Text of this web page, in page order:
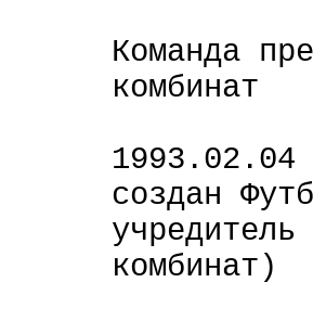
Команда
комбинат
1993.02.04
создан
комбинат)